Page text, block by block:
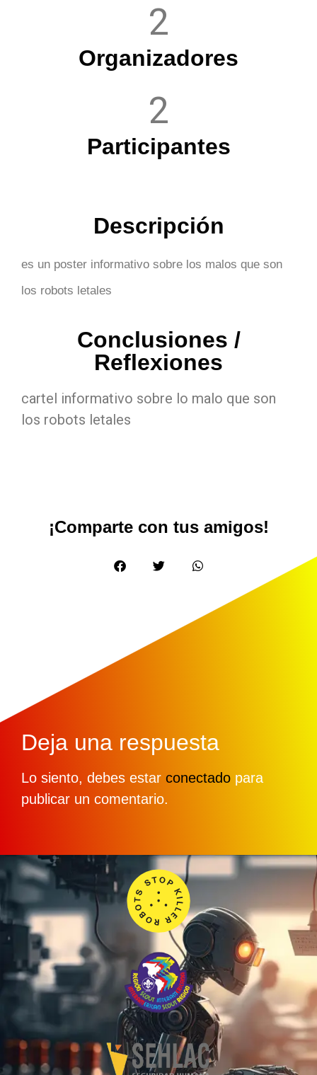
2
Organizadores
2
Participantes
Descripción
es un poster informativo sobre los malos que son
los robots letales
Conclusiones /
Reflexiones
cartel informativo sobre lo malo que son
los robots letales
¡Comparte con tus amigos!
Deja una respuesta
Lo siento, debes estar conectado para
publicar un comentario.